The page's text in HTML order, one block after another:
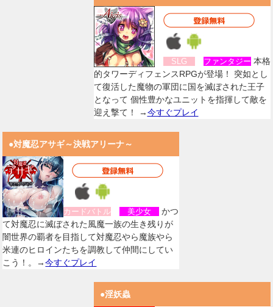
SLG ファンタジー 本格
的タワーディフェンスRPGが登場！ 突如とし
て復活した魔物の軍団に国を滅ぼされた王子
となって 個性豊かなユニットを指揮して敵を
迎え撃て！ →今すぐプレイ
●対魔忍アサギ～決戦アリーナ～
カードバトル 美少女
かつ
て対魔忍に滅ぼされた風魔一族の生き残りが
闇世界の覇者を目指して対魔忍やら魔族やら
米連のヒロインたちを調教して仲間にしてい
こう！。→今すぐプレイ
●淫妖蟲